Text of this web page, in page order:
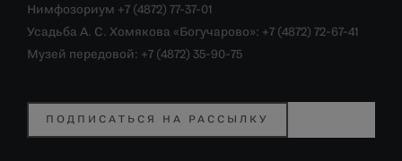
Нимфозориум +7 (4872) 77-37-01
Усадьба А. С. Хомякова «Богучарово»: +7 (4872) 72-67-41
Музей передовой: +7 (4872) 35-90-75
ПОДПИСАТЬСЯ НА РАССЫЛКУ